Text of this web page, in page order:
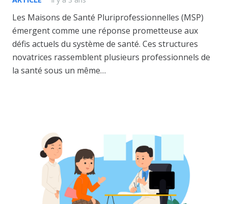
Les Maisons de Santé Pluriprofessionnelles (MSP)
émergent comme une réponse prometteuse aux
défis actuels du système de santé. Ces structures
novatrices rassemblent plusieurs professionnels de
la santé sous un même…